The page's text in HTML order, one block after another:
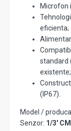
Microfon
eficienta;
standard
existente;
(IP67).
Model /
Senzor: 1/3'